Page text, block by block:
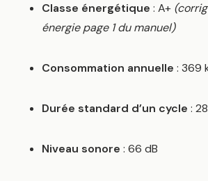
Classe énergétique : A+
énergie page 1 du manuel)
Consommation annuelle : 369
Durée standard d’un cycle :
Niveau sonore : 66 dB